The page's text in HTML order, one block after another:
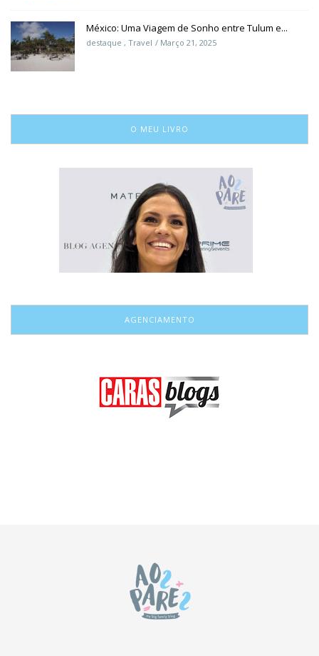
México: Uma Viagem de Sonho entre Tulum e...
destaque , Travel Março 21, 2025
O MEU LIVRO
AGENCIAMENTO